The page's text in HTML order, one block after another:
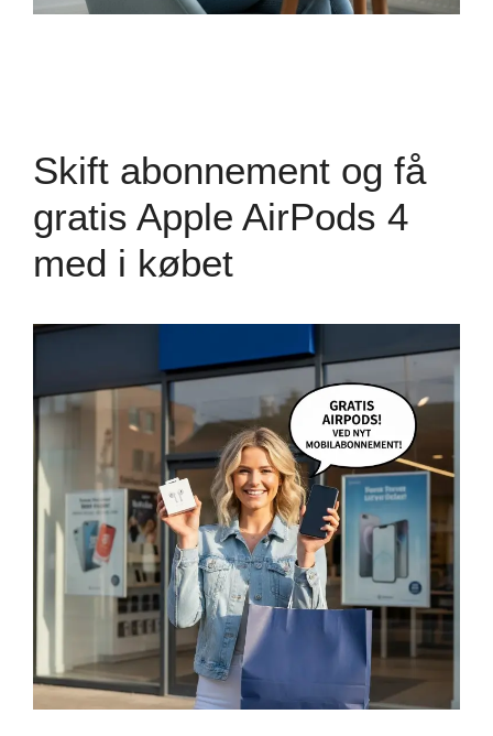
Skift abonnement og få
gratis Apple AirPods 4
med i købet